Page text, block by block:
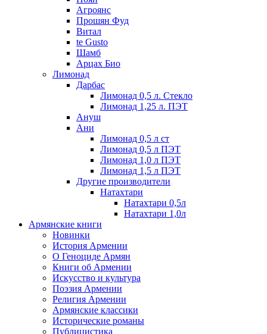
Агроянс
Прошян Фуд
Витал
te Gusto
Шамб
Арцах Био
Лимонад
Дарбас
Лимонад 0,5 л. Стекло
Лимонад 1,25 л. ПЭТ
Ануш
Ани
Лимонад 0,5 л ст
Лимонад 0,5 л ПЭТ
Лимонад 1,0 л ПЭТ
Лимонад 1,5 л ПЭТ
Другие производители
Натахтари
Натахтари 0,5л
Натахтари 1,0л
Армянские книги
Новинки
История Армении
О Геноциде Армян
Книги об Армении
Иcкусство и культура
Поэзия Армении
Религия Армении
Армянские классики
Исторические романы
Публицистика